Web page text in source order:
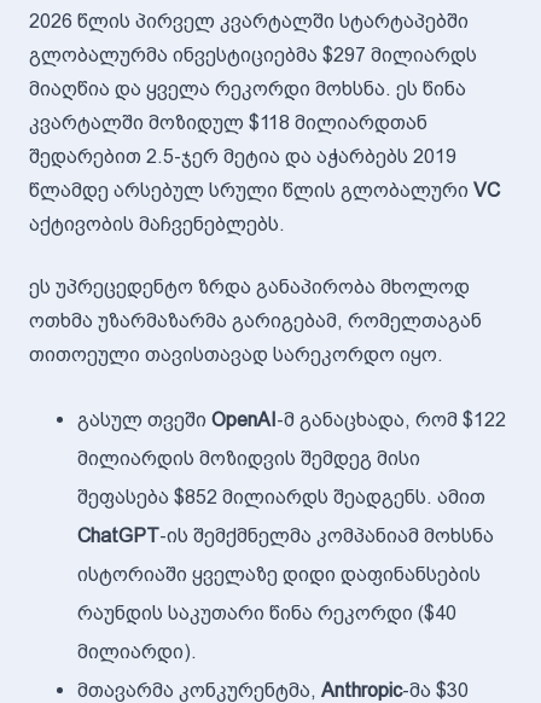
2026 წლის პირველ კვარტალში სტარტაპებში
გლობალურმა ინვესტიციებმა $297 მილიარდს
მიაღწია და ყველა რეკორდი მოხსნა. ეს წინა
კვარტალში მოზიდულ $118 მილიარდთან
შედარებით 2.5-ჯერ მეტია და აჭარბებს 2019
წლამდე არსებულ სრული წლის გლობალური VC
აქტივობის მაჩვენებლებს.
ეს უპრეცედენტო ზრდა განაპირობა მხოლოდ
ოთხმა უზარმაზარმა გარიგებამ, რომელთაგან
თითოეული თავისთავად სარეკორდო იყო.
გასულ თვეში OpenAI-მ განაცხადა, რომ $122
მილიარდის მოზიდვის შემდეგ მისი
შეფასება $852 მილიარდს შეადგენს. ამით
ChatGPT-ის შემქმნელმა კომპანიამ მოხსნა
ისტორიაში ყველაზე დიდი დაფინანსების
რაუნდის საკუთარი წინა რეკორდი ($40
მილიარდი).
მთავარმა კონკურენტმა, Anthropic-მა $30